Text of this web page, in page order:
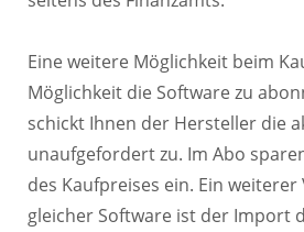
Eine weitere Möglichkeit beim
Möglichkeit die Software zu
schickt Ihnen der Hersteller die
unaufgefordert zu. Im Abo
des Kaufpreises ein. Ein
gleicher Software ist der Import